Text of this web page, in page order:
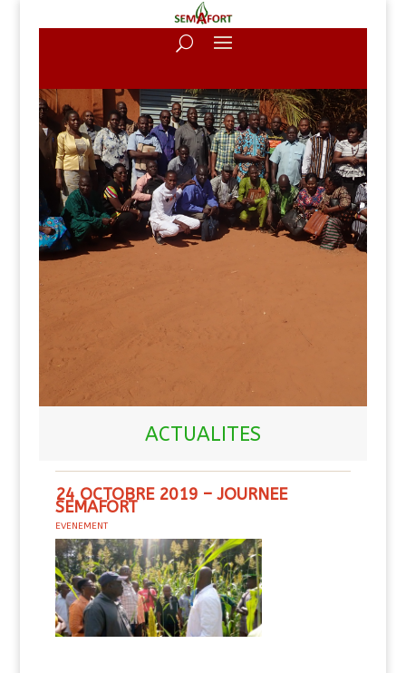
ACTUALITES
24 OCTOBRE 2019 – JOURNEE
SEMAFORT
EVENEMENT